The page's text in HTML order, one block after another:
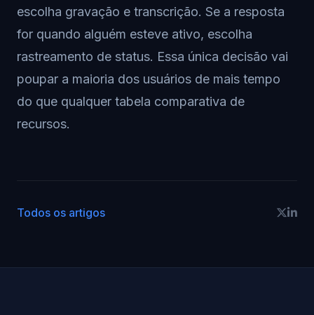
escolha gravação e transcrição. Se a resposta
for quando alguém esteve ativo, escolha
rastreamento de status. Essa única decisão vai
poupar a maioria dos usuários de mais tempo
do que qualquer tabela comparativa de
recursos.
Todos os artigos